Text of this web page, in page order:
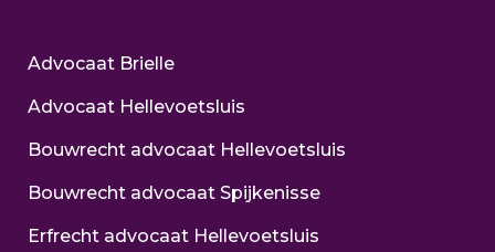
Advocaat Brielle
Advocaat Hellevoetsluis
Bouwrecht advocaat Hellevoetsluis
Bouwrecht advocaat Spijkenisse
Erfrecht advocaat Hellevoetsluis